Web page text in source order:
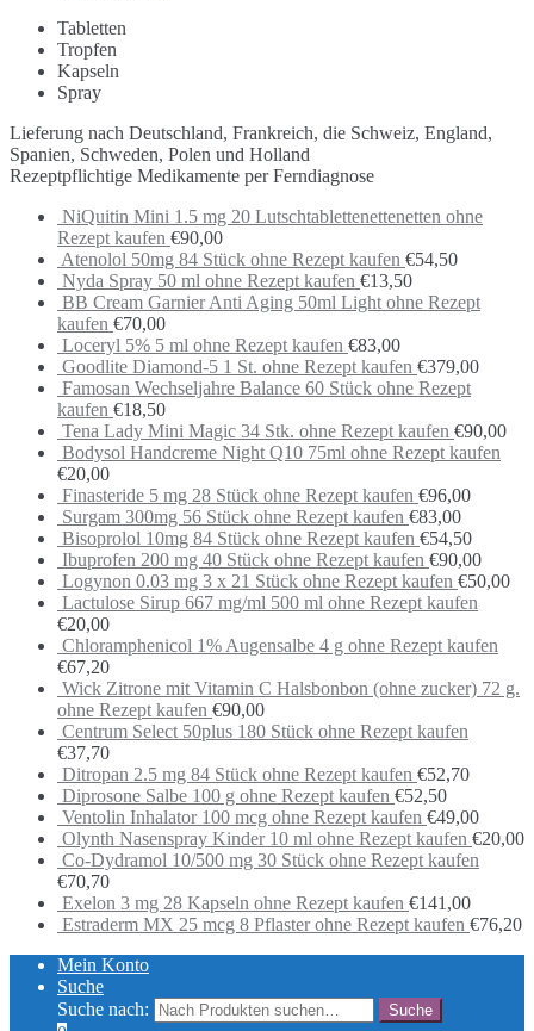
Tabletten
Tropfen
Kapseln
Spray
Lieferung nach Deutschland, Frankreich, die Schweiz, England,
Spanien, Schweden, Polen und Holland
Rezeptpflichtige Medikamente per Ferndiagnose
NiQuitin Mini 1.5 mg 20 Lutschtablettenettenetten ohne
Rezept kaufen €90,00
Atenolol 50mg 84 Stück ohne Rezept kaufen €54,50
Nyda Spray 50 ml ohne Rezept kaufen €13,50
BB Cream Garnier Anti Aging 50ml Light ohne Rezept
kaufen €70,00
Loceryl 5% 5 ml ohne Rezept kaufen €83,00
Goodlite Diamond-5 1 St. ohne Rezept kaufen €379,00
Famosan Wechseljahre Balance 60 Stück ohne Rezept
kaufen €18,50
Tena Lady Mini Magic 34 Stk. ohne Rezept kaufen €90,00
Bodysol Handcreme Night Q10 75ml ohne Rezept kaufen
€20,00
Finasteride 5 mg 28 Stück ohne Rezept kaufen €96,00
Surgam 300mg 56 Stück ohne Rezept kaufen €83,00
Bisoprolol 10mg 84 Stück ohne Rezept kaufen €54,50
Ibuprofen 200 mg 40 Stück ohne Rezept kaufen €90,00
Logynon 0.03 mg 3 x 21 Stück ohne Rezept kaufen €50,00
Lactulose Sirup 667 mg/ml 500 ml ohne Rezept kaufen
€20,00
Chloramphenicol 1% Augensalbe 4 g ohne Rezept kaufen
€67,20
Wick Zitrone mit Vitamin C Halsbonbon (ohne zucker) 72 g.
ohne Rezept kaufen €90,00
Centrum Select 50plus 180 Stück ohne Rezept kaufen
€37,70
Ditropan 2.5 mg 84 Stück ohne Rezept kaufen €52,70
Diprosone Salbe 100 g ohne Rezept kaufen €52,50
Ventolin Inhalator 100 mcg ohne Rezept kaufen €49,00
Olynth Nasenspray Kinder 10 ml ohne Rezept kaufen €20,00
Co-Dydramol 10/500 mg 30 Stück ohne Rezept kaufen
€70,70
Exelon 3 mg 28 Kapseln ohne Rezept kaufen €141,00
Estraderm MX 25 mcg 8 Pflaster ohne Rezept kaufen €76,20
Mein Konto
Suche
Suche nach: